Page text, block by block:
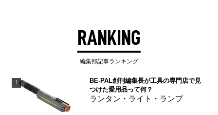
RANKING
編集部記事ランキング
1
BE-PAL創刊編集長が工具の専門店で見
つけた愛用品って何？
ランタン・ライト・ランプ